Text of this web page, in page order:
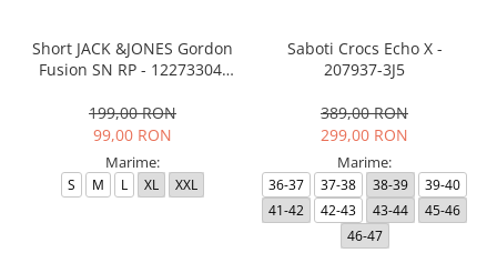
Short JACK &JONES Gordon
Fusion SN RP - 12273304-
199,00 RON
99,00 RON
Marime:
S M L XL XXL
Saboti Crocs Echo X -
207937-3J5
389,00 RON
299,00 RON
Marime:
36-37 37-38 38-39
39-40
41-42
42-43 43-44
45-46
46-47